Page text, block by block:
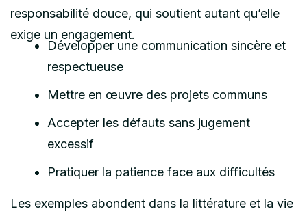
responsabilité douce, qui soutient autant qu’elle
exige un engagement.
Développer une communication sincère et
respectueuse
Mettre en œuvre des projets communs
Accepter les défauts sans jugement
excessif
Pratiquer la patience face aux difficultés
Les exemples abondent dans la littérature et la vie